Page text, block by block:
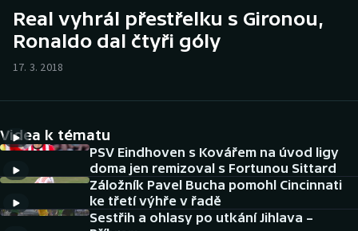
Hokej
Cyklistika
DALŠÍ SPORTY
Real vyhrál přestřelku s Gironou,
Ronaldo dal čtyři góly
17. 3. 2018
Videa k tématu
PSV Eindhoven s Kovářem na úvod ligy
doma jen remizoval s Fortunou Sittard
Záložník Pavel Bucha pomohl Cincinnati
ke třetí výhře v řadě
Sestřih a ohlasy po utkání Jihlava –